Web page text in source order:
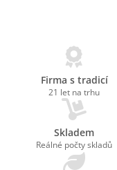
Firma s tradicí
21 let na trhu
Skladem
Reálné počty skladů